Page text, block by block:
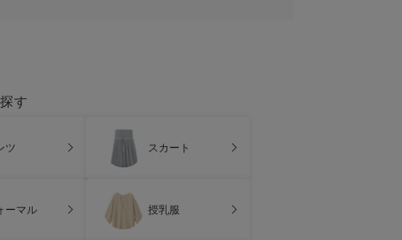
す
ツ スカート
ーマル 授乳服